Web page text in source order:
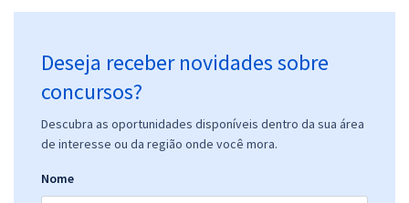
Deseja receber novidades sobre
concursos?
Descubra as oportunidades disponíveis dentro da sua área
de interesse ou da região onde você mora.
Nome